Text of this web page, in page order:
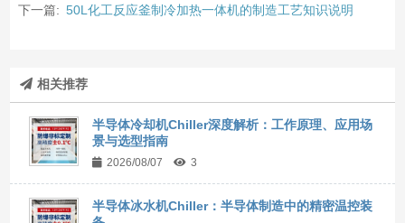
下一篇: 50L化工反应釜制冷加热一体机的制造工艺知识说明
相关推荐
半导体冷却机Chiller深度解析：工作原理、应用场
景与选型指南
2026/08/07 3
半导体冰水机Chiller：半导体制造中的精密温控装